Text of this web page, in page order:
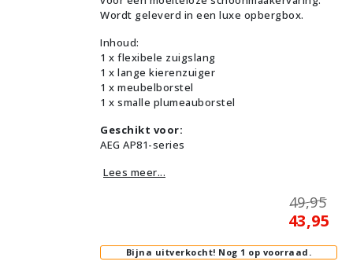
Wordt geleverd in een luxe opbergbox.
Inhoud:
1 x flexibele zuigslang
1 x lange kierenzuiger
1 x meubelborstel
1 x smalle plumeauborstel
Geschikt voor:
AEG AP81-series
Lees meer...
49,95
43,95
Bijna uitverkocht! Nog 1 op voorraad.